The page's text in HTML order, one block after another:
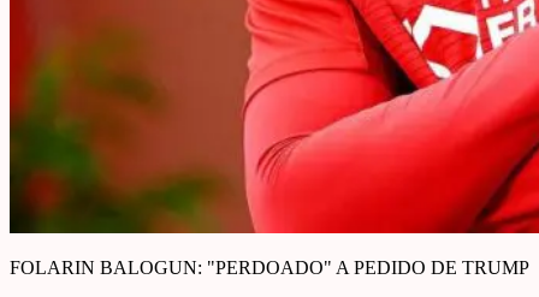
FOLARIN BALOGUN: "PERDOADO" A PEDIDO DE TRUMP